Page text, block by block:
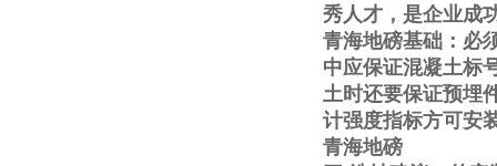
秀人才，是企业成
青海地磅基础：必
中应保证混凝土标
土时还要保证预埋
计强度指标方可安
青海地磅